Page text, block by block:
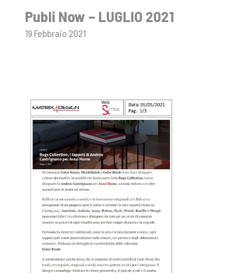
Publi Now – LUGLIO 2021
19 Febbraio 2021